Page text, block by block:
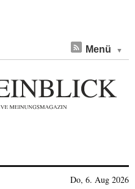
Menü
Do, 6. Aug 2026